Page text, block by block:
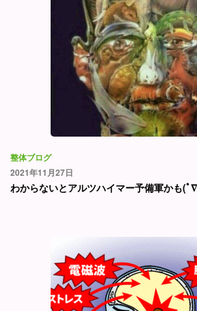
整体ブログ
2021年11月27日
わからないとアルツハイマー予備軍かも(ﾟ